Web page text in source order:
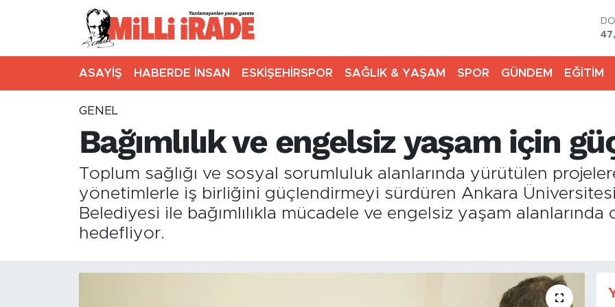
ASAYİŞ HABERDE İNSAN ESKİŞEHİRSPOR SAĞLIK & YAŞAM SPOR GÜNDEM EĞİTİM
GENEL
Bağımlılık ve engelsiz yaşam için
Toplum sağlığı ve sosyal sorumluluk alanlarında yürütülen
yönetimlerle iş birliğini güçlendirmeyi sürdüren Ankara
Belediyesi ile bağımlılıkla mücadele ve engelsiz yaşam
hedefliyor.